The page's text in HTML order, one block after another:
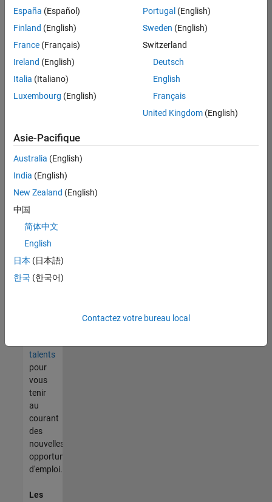
Vous
pouvez
élargir
votre
recherche
ou
afficher
l’ensemble
d'emploi.
malgré
tout
vous
trouvez
pas
d'offre
corresponde
à vos
talents
pour
vous
tenir
au
courant
des
nouvelles
opportunités
d'emploi.
Les
España (Español)
Finland (English)
France (Français)
Ireland (English)
Italia (Italiano)
Luxembourg (English)
Portugal (English)
Sweden (English)
Switzerland
Deutsch
English
Français
United Kingdom(English)
Asie-Pacifique
Australia (English)
India (English)
New Zealand (English)
中国
简体中文
English
日本 (日本語)
한국 (한국어)
Contactez votre bureau local